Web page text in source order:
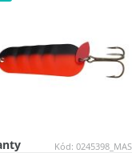
Kód: 0245398_MAS